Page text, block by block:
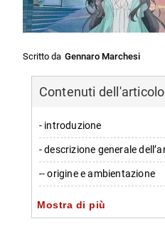
Scritto da Gennaro Marchesi
Contenuti dell'articolo
- introduzione
- descrizione generale
-- origine e ambientazione
-- trama principale
- caratterizzazione dei
Mostra di più